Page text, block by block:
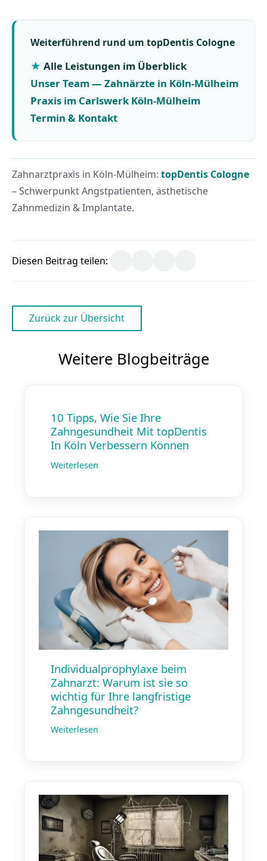
Weiterführend rund um topDentis Cologne
Alle Leistungen im Überblick
Unser Team — Zahnärzte in Köln-Mülheim
Praxis im Carlswerk Köln-Mülheim
Termin & Kontakt
Zahnarztpraxis in Köln-Mülheim: topDentis Cologne
– Schwerpunkt Angstpatienten, ästhetische
Zahnmedizin & Implantate.
Diesen Beitrag teilen:
Zurück zur Übersicht
Weitere Blogbeiträge
10 Tipps, Wie Sie Ihre
Zahngesundheit Mit topDentis
In Köln Verbessern Können
Weiterlesen
Individualprophylaxe beim
Zahnarzt: Warum ist sie so
wichtig für Ihre langfristige
Zahngesundheit?
Weiterlesen